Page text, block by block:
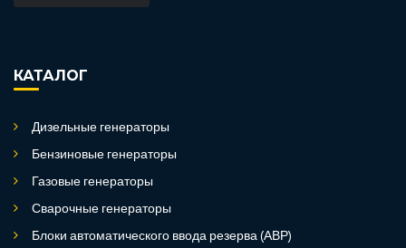
КАТАЛОГ
Дизельные генераторы
Бензиновые генераторы
Газовые генераторы
Сварочные генераторы
Блоки автоматического ввода резерва (АВР)